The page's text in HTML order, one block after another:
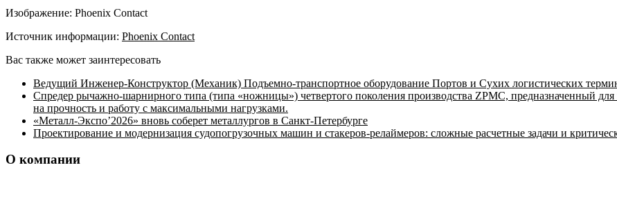
Изображение: Phoenix Contact
Источник информации: Phoenix Contact
Вас также может заинтересовать
Ведущий Инженер-Конструктор (Механик) Подъемно-транспортное оборудование Портов и Сухих логистических
Спредер рычажно-шарнирного типа (типа «ножницы») четвертого поколения производства ZPMC, предназначенный
на прочность и работу с максимальными нагрузками.
«Металл-Экспо’2026» вновь соберет металлургов в Санкт-Петербурге
Проектирование и модернизация судопогрузочных машин и стакеров-релаймеров: сложные расчетные задачи и
О компании